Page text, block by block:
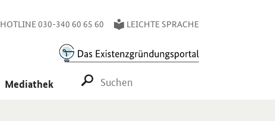
HOTLINE 030-340 60 65 60 LEICHTE SPRACHE
Mediathek SUCHE STARTEN